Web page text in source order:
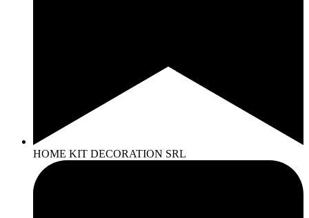
HOME KIT DECORATION SRL